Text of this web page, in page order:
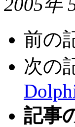
2005年
前の
次の
記事